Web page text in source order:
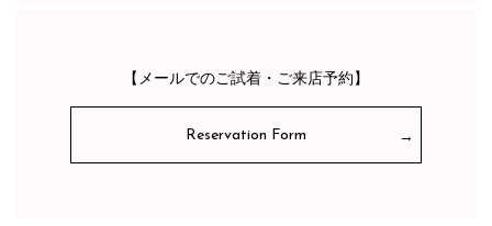
【メールでのご試着・ご来店予約】
Reservation Form